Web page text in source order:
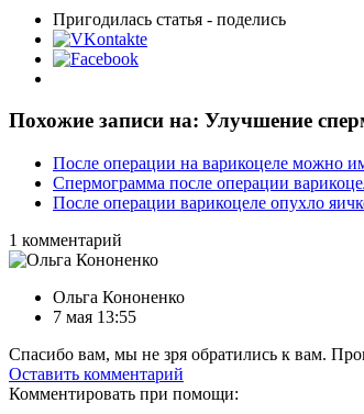
Пригодилась статья - поделись
Похожие записи на: Улучшение
После операции на варикоцеле можно
Спермограмма после операции
После операции варикоцеле опухло
1 комментарий
Ольга Кононенко
7 мая 13:55
Спасибо вам, мы не зря обратились к вам.
Оставить комментарий
Комментировать при помощи: